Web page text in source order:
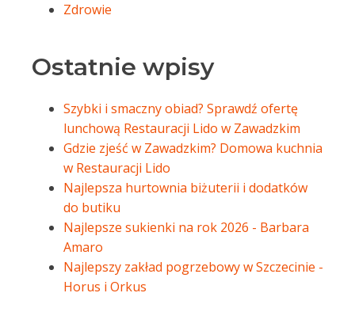
Zdrowie
Ostatnie wpisy
Szybki i smaczny obiad? Sprawdź ofertę
lunchową Restauracji Lido w Zawadzkim
Gdzie zjeść w Zawadzkim? Domowa kuchnia
w Restauracji Lido
Najlepsza hurtownia biżuterii i dodatków
do butiku
Najlepsze sukienki na rok 2026 - Barbara
Amaro
Najlepszy zakład pogrzebowy w Szczecinie -
Horus i Orkus